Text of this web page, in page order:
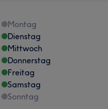
Montag
Dienstag
Mittwoch
Donnerstag
Freitag
Samstag
Sonntag